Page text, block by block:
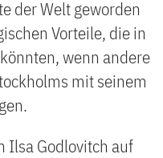
der Welt geworden
Vorteile, die in
wenn andere
mit seinem
Ilsa Godlovitch auf